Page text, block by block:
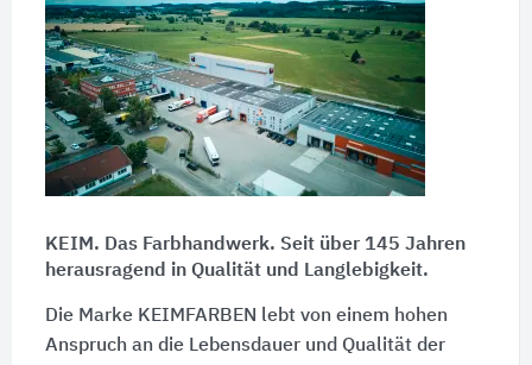
KEIM. Das Farbhandwerk. Seit über 145 Jahren
herausragend in Qualität und Langlebigkeit.
Die Marke KEIMFARBEN lebt von einem hohen
Anspruch an die Lebensdauer und Qualität der